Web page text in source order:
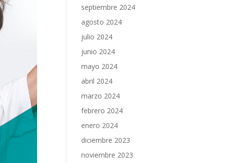
septiembre 2024
agosto 2024
julio 2024
junio 2024
mayo 2024
abril 2024
marzo 2024
febrero 2024
enero 2024
diciembre 2023
noviembre 2023